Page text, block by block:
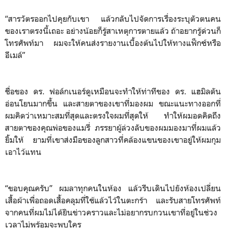
“สารวัตรออกไปคุยกับเขา แล้วกลับไปจัดการเรื่องระบุตัวตนคน
ของเราตรงนี้เถอะ อย่างน้อยก็รู้สาเหตุการตายแล้ว ถ้าอยากรู้ด่วนก็
โทรศัพท์มา ผมจะให้คนส่งรายงานเบื้องต้นไปให้ทางแฟ็กซ์หรือ
อีเมล์”
ชื่อของ ดร. ฟอล์กเนอร์ดูเหมือนจะทำให้ท่าทีของ ดร. แฮมิลตัน
อ่อนโยนมากขึ้น และสายตาของเขาที่มองผม ขณะแนะทางออกที่
ผมคิดว่าเหมาะสมที่สุดและตรงใจผมที่สุดให้ ทำให้ผมอดคิดถึง
สายตาของคุณพ่อของแมรี่ ภรรยาผู้ล่วงลับของผมมองมาที่ผมแล้ว
ยิ้มให้ ยามที่เขาส่งมือของลูกสาวที่คล้องแขนของเขาอยู่ให้ผมกุม
เอาไว้แทน
“ขอบคุณครับ” ผมลาทุกคนในห้อง แล้วรีบเดินไปยังห้องเปลี่ยน
เสื้อผ้าเพื่อถอดเสื้อคลุมที่ใช้แล้วไว้ในตะกร้า และรับสายโทรศัพท์
จากคนที่ผมไม่ได้ยินข่าวคราวและไม่อยากรบกวนเขาที่อยู่ในช่วง
เวลาไม่พร้อมจะพบใคร